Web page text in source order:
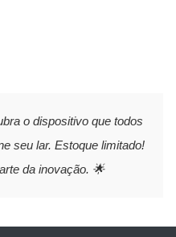
o dispositivo que todos
seu lar. Estoque limitado!
da inovação. 🌟